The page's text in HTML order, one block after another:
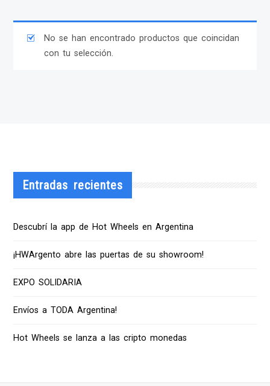
No se han encontrado productos que coincidan
con tu selección.
Entradas recientes
Descubrí la app de Hot Wheels en Argentina
¡HWArgento abre las puertas de su showroom!
EXPO SOLIDARIA
Envíos a TODA Argentina!
Hot Wheels se lanza a las cripto monedas